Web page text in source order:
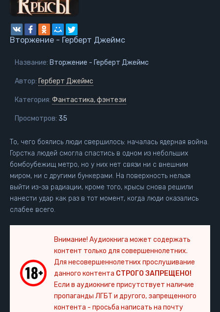
Вторжение - Герберт Джеймс
Название: Вторжение - Герберт Джеймс
Автор: Герберт Джеймс
Категория: Фантастика, фэнтези
Просмотров: 35
То, чего боялись люди свершилось: началась ядерная война.
Горстка людей смогла спастись в одном из небольших
бомбоубежищ метро, но у них нет связи ни с внешним
миром, ни с другими бункерами. На поверхность нельзя
выйти из-за радиации, кроме того, крысы снова решили
нанести удар как раз в тот момент, когда люди оказались
слабее всего.
Внимание! Аудиокнига может содержать
контент только для совершеннолетних.
Для несовершеннолетних прослушивание
данного контента СТРОГО ЗАПРЕЩЕНО!
Если в аудиокниге присутствует наличие
пропаганды ЛГБТ и другого, запрещенного
контента - просьба написать на почту